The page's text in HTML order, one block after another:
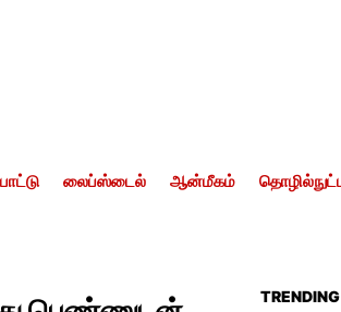
லைப்ஸ்டைல் ஆன்மீகம்
TRENDING